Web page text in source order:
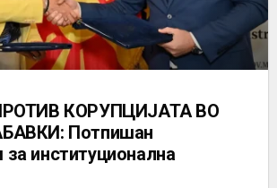
КОРУПЦИЈАТА ВО
Потпишан
институционална